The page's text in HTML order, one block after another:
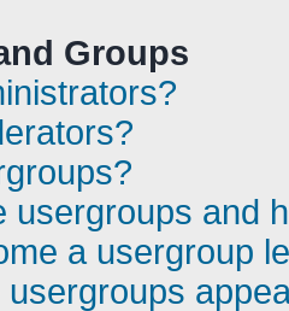
Groups
usergroups and
a usergroup